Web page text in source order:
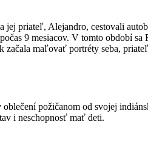
jej priateľ, Alejandro, cestovali
9 mesiacov. V tomto
maľovať portréty seba,
požičanom od svojej
i neschopnosť mať deti.